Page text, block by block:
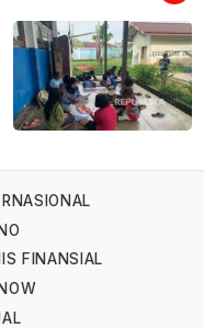
FINANSIAL